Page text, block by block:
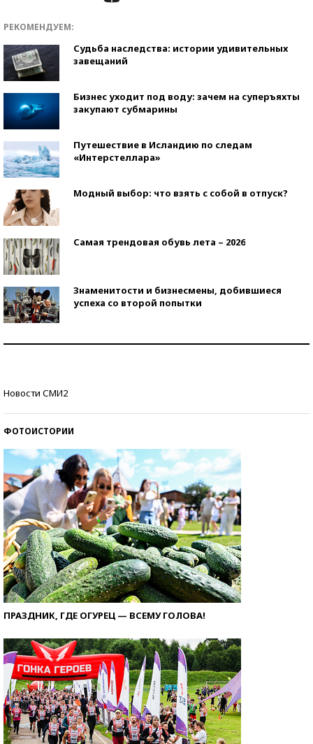
РЕКОМЕНДУЕМ:
Судьба наследства: истории удивительных
завещаний
Бизнес уходит под воду: зачем на суперъяхты
закупают субмарины
Путешествие в Исландию по следам
«Интерстеллара»
Модный выбор: что взять с собой в отпуск?
Самая трендовая обувь лета – 2026
Знаменитости и бизнесмены, добившиеся
успеха со второй попытки
Новости СМИ2
ФОТОИСТОРИИ
ПРАЗДНИК, ГДЕ ОГУРЕЦ — ВСЕМУ ГОЛОВА!